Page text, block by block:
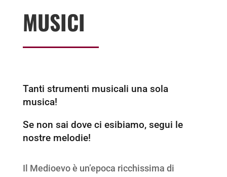
MUSICI
Tanti strumenti musicali una sola
musica!
Se non sai dove ci esibiamo, segui le
nostre melodie!
Il Medioevo è un’epoca ricchissima di